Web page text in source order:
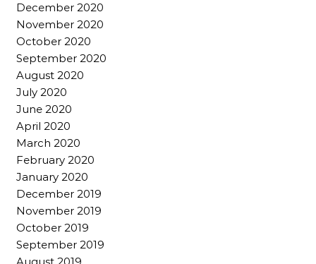
December 2020
November 2020
October 2020
September 2020
August 2020
July 2020
June 2020
April 2020
March 2020
February 2020
January 2020
December 2019
November 2019
October 2019
September 2019